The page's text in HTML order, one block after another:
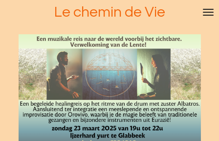
naar
hoofdinhoud
Le chemin de Vie